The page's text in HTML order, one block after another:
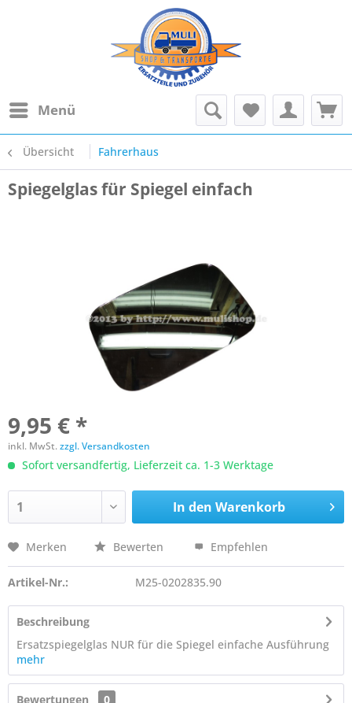
Menü
Übersicht Fahrerhaus
Spiegelglas für Spiegel einfach
9,95 € *
inkl. MwSt.zzgl. Versandkosten
Sofort versandfertig, Lieferzeit ca. 1-3 Werktage
In den Warenkorb
Merken Bewerten Empfehlen
Artikel-Nr.: M25-0202835.90
Beschreibung
Ersatzspiegelglas NUR für die Spiegel einfache Ausführung
mehr
Bewertungen
0